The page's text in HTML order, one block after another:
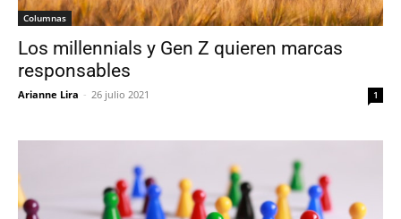
Columnas
Los millennials y Gen Z quieren marcas
responsables
Arianne Lira - 26 julio 2021 1